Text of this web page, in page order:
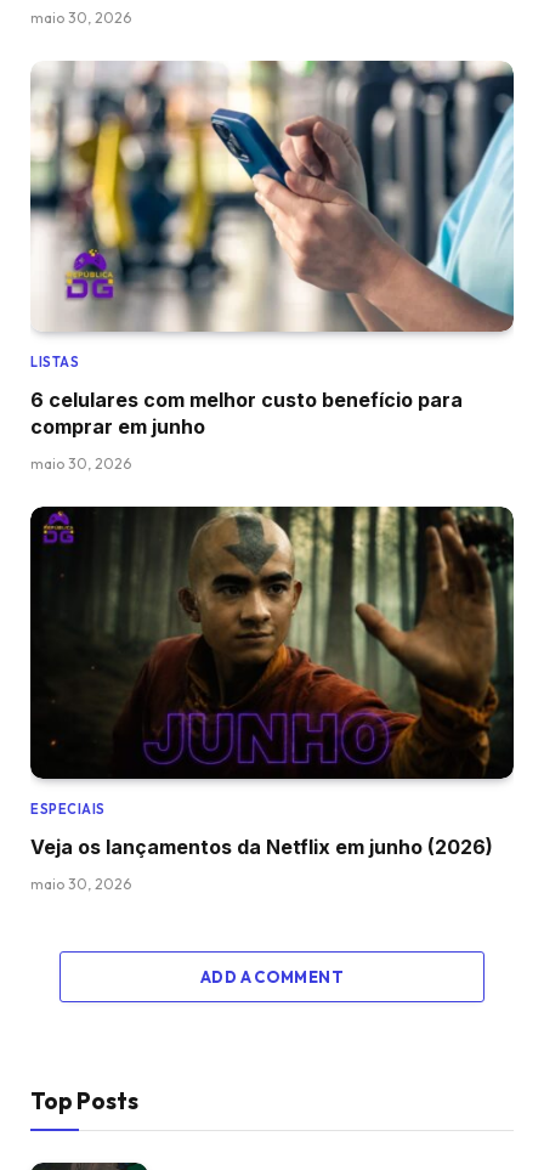
maio 30, 2026
LISTAS
6 celulares com melhor custo benefício para
comprar em junho
maio 30, 2026
ESPECIAIS
Veja os lançamentos da Netflix em junho (2026)
maio 30, 2026
ADD A COMMENT
Top Posts